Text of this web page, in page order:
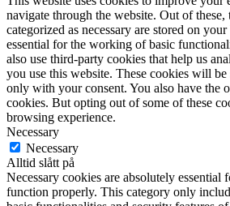
navigate through the website. Out of these,
categorized as necessary are stored on
essential for the working of basic
also use third-party cookies that help us
you use this website. These cookies will
only with your consent. You also have the
cookies. But opting out of some of these
browsing experience.
Necessary
Necessary
Alltid slått på
Necessary cookies are absolutely essential
function properly. This category only